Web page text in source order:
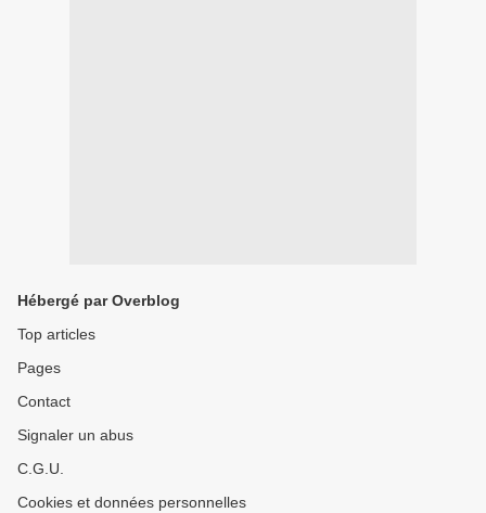
Hébergé par Overblog
Top articles
Pages
Contact
Signaler un abus
C.G.U.
Cookies et données personnelles